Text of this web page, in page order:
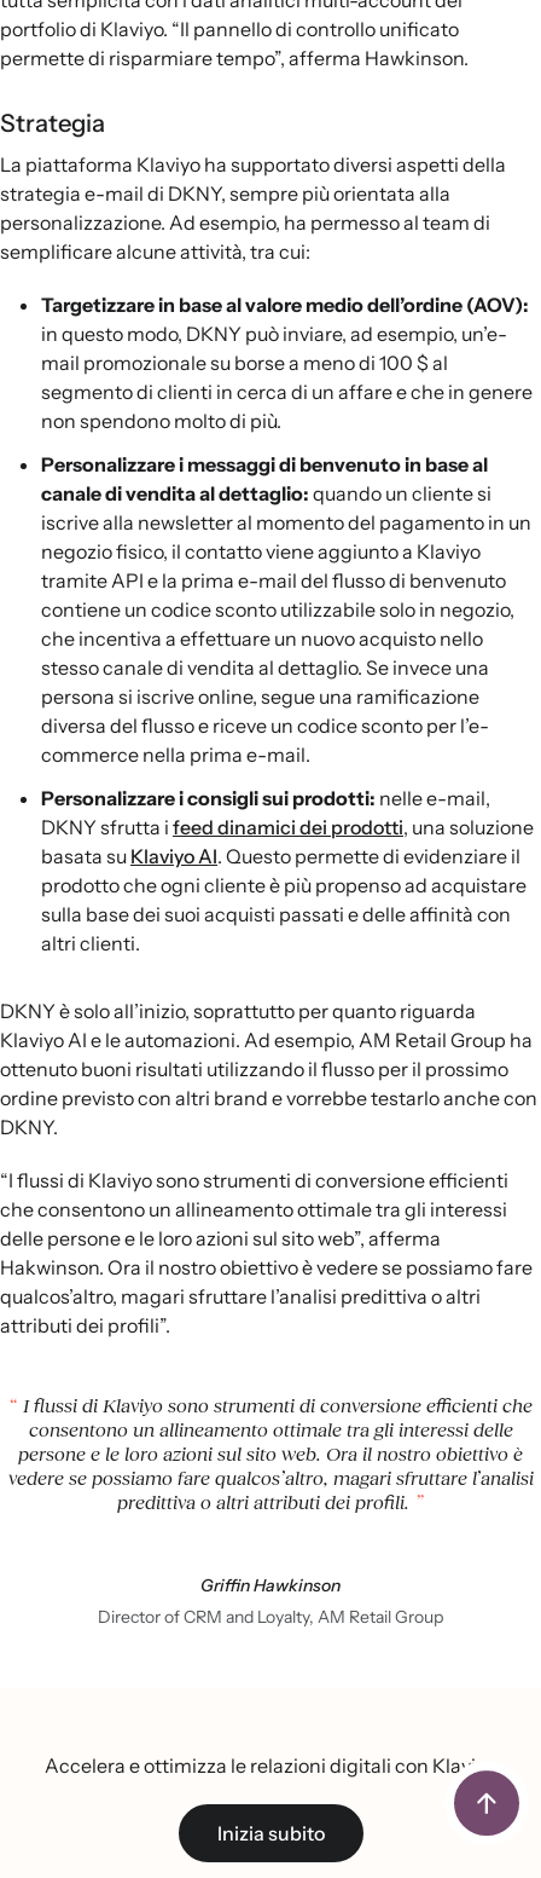
portfolio di Klaviyo. “Il pannello di controllo unificato
permette di risparmiare tempo”, afferma Hawkinson.
Strategia
La piattaforma Klaviyo ha supportato diversi aspetti della
strategia e-mail di DKNY, sempre più orientata alla
personalizzazione. Ad esempio, ha permesso al team di
semplificare alcune attività, tra cui:
Targetizzare in base al valore medio dell’ordine (AOV):
in questo modo, DKNY può inviare, ad esempio, un’e-
mail promozionale su borse a meno di 100 $ al
segmento di clienti in cerca di un affare e che in genere
non spendono molto di più.
Personalizzare i messaggi di benvenuto in base al
canale di vendita al dettaglio: quando un cliente si
iscrive alla newsletter al momento del pagamento in un
negozio fisico, il contatto viene aggiunto a Klaviyo
tramite API e la prima e-mail del flusso di benvenuto
contiene un codice sconto utilizzabile solo in negozio,
che incentiva a effettuare un nuovo acquisto nello
stesso canale di vendita al dettaglio. Se invece una
persona si iscrive online, segue una ramificazione
diversa del flusso e riceve un codice sconto per l’e-
commerce nella prima e-mail.
Personalizzare i consigli sui prodotti: nelle e-mail,
DKNY sfrutta i feed dinamici dei prodotti, una soluzione
basata su Klaviyo AI. Questo permette di evidenziare il
prodotto che ogni cliente è più propenso ad acquistare
sulla base dei suoi acquisti passati e delle affinità con
altri clienti.
DKNY è solo all’inizio, soprattutto per quanto riguarda
Klaviyo AI e le automazioni. Ad esempio, AM Retail Group ha
ottenuto buoni risultati utilizzando il flusso per il prossimo
ordine previsto con altri brand e vorrebbe testarlo anche con
DKNY.
“I flussi di Klaviyo sono strumenti di conversione efficienti
che consentono un allineamento ottimale tra gli interessi
delle persone e le loro azioni sul sito web”, afferma
Hakwinson. Ora il nostro obiettivo è vedere se possiamo fare
qualcos’altro, magari sfruttare l’analisi predittiva o altri
attributi dei profili”.
I flussi di Klaviyo sono strumenti di conversione efficienti che
consentono un allineamento ottimale tra gli interessi delle
persone e le loro azioni sul sito web. Ora il nostro obiettivo è
vedere se possiamo fare qualcos’altro, magari sfruttare l’analisi
predittiva o altri attributi dei profili.
Griffin Hawkinson
Director of CRM and Loyalty, AM Retail Group
Accelera e ottimizza le relazioni digitali con Klaviyo
Inizia subito